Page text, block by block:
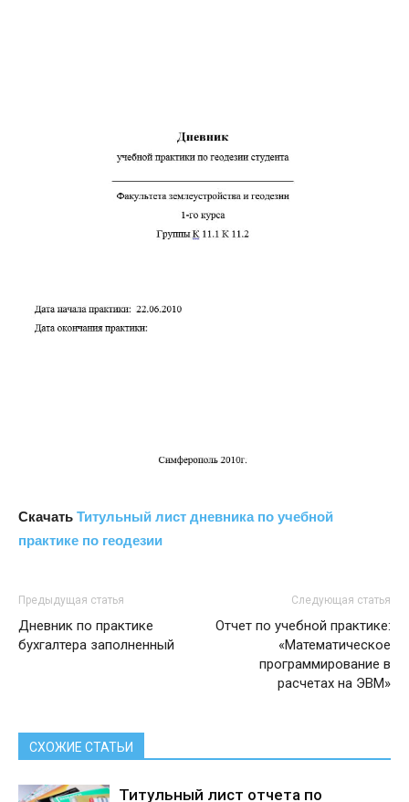
Скачать Титульный лист дневника по учебной
практике по геодезии
Предыдущая статья
Дневник по практике
бухгалтера заполненный
Следующая статья
Отчет по учебной практике:
«Математическое
программирование в
расчетах на ЭВМ»
СХОЖИЕ СТАТЬИ
Титульный лист отчета по